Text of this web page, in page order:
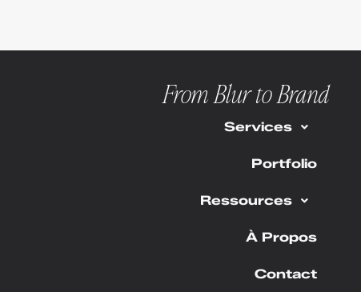
From Blur to Brand
Services
Portfolio
Ressources
À Propos
Contact